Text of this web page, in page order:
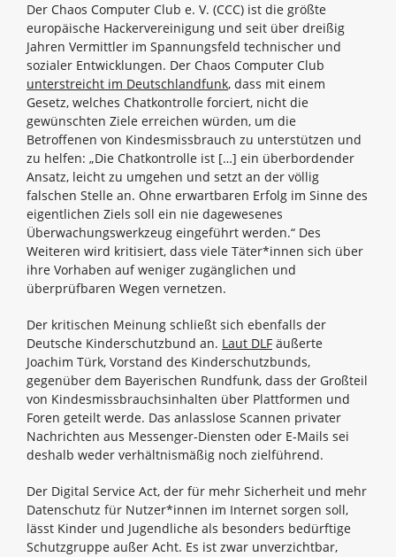
Der Chaos Computer Club e. V. (CCC) ist die größte
europäische Hackervereinigung und seit über dreißig
Jahren Vermittler im Spannungsfeld technischer und
sozialer Entwicklungen. Der Chaos Computer Club
unterstreicht im Deutschlandfunk, dass mit einem
Gesetz, welches Chatkontrolle forciert, nicht die
gewünschten Ziele erreichen würden, um die
Betroffenen von Kindesmissbrauch zu unterstützen und
zu helfen: „Die Chatkontrolle ist […] ein überbordender
Ansatz, leicht zu umgehen und setzt an der völlig
falschen Stelle an. Ohne erwartbaren Erfolg im Sinne des
eigentlichen Ziels soll ein nie dagewesenes
Überwachungswerkzeug eingeführt werden.“ Des
Weiteren wird kritisiert, dass viele Täter*innen sich über
ihre Vorhaben auf weniger zugänglichen und
überprüfbaren Wegen vernetzen.
Der kritischen Meinung schließt sich ebenfalls der
Deutsche Kinderschutzbund an. Laut DLF äußerte
Joachim Türk, Vorstand des Kinderschutzbunds,
gegenüber dem Bayerischen Rundfunk, dass der Großteil
von Kindesmissbrauchsinhalten über Plattformen und
Foren geteilt werde. Das anlasslose Scannen privater
Nachrichten aus Messenger-Diensten oder E-Mails sei
deshalb weder verhältnismäßig noch zielführend.
Der Digital Service Act, der für mehr Sicherheit und mehr
Datenschutz für Nutzer*innen im Internet sorgen soll,
lässt Kinder und Jugendliche als besonders bedürftige
Schutzgruppe außer Acht. Es ist zwar unverzichtbar,